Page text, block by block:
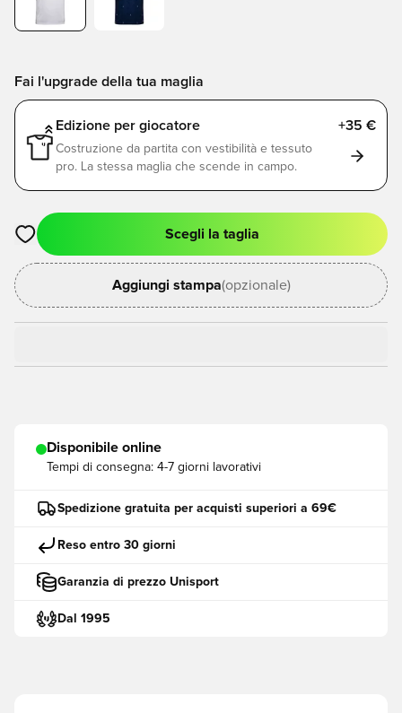
Fai l'upgrade della tua maglia
Edizione per giocatore +35 €
Costruzione da partita con vestibilità e tessuto
pro. La stessa maglia che scende in campo.
Apre una finestra modale per accedere o registrarsi come
Scegli la taglia
Aggiungi stampa(opzionale)
Disponibile online
Tempi di consegna: 4-7 giorni lavorativi
Spedizione gratuita per acquisti superiori a 69€
Reso entro 30 giorni
Garanzia di prezzo Unisport
Dal 1995